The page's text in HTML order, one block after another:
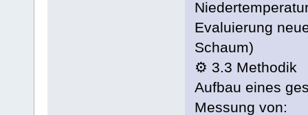
Evaluierung
Schaum)
⚙️ 3.3 Methodik
Aufbau eines
Messung von: